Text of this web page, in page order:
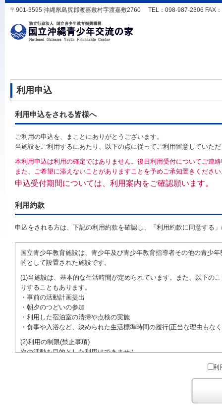
〒901-3595 沖縄県島尻郡渡嘉敷村字渡嘉敷2760 TEL：098-987-2306 FAX
利用申込
利用申込をされる皆様へ
ご利用の申込を、まことにありがとうございます。
当施設をご利用するにあたり、以下の点に従ってご利用留意していた
本利用申込は利用の確定ではありません。後日利用受付についてご連
また、ご希望に添えないことがありますことを予めご承知置きくださ
申込受付期間については、利用案内をご確認願います。
利用約款
申込をされる方は、下記の利用約款を確認し、「利用約款に同意する
国立青少年教育施設は、青少年及び青少年教育指導者その他の青少
的として設置された施設です。
(1)当施設は、基本的な生活時間が定められています。また、以下の
りすることもあります。
・事前の活動計画提出
・朝夕のつどいの参加
・利用した宿泊室の清掃や点検の実施
・食事や入浴など、決められた生活標準時間の履行(正当な理由も
(2)利用の制限(禁止事項)
次の活動を目的とした利用はできません。
●特定の政党を支持、またはこれに反対するための政治教育その他の
●特定の宗教を支持、またはこれに反対するための宗教教育その他
域での勧誘活動を行ったり、自らの団体の活動をアピールする活動等)
利